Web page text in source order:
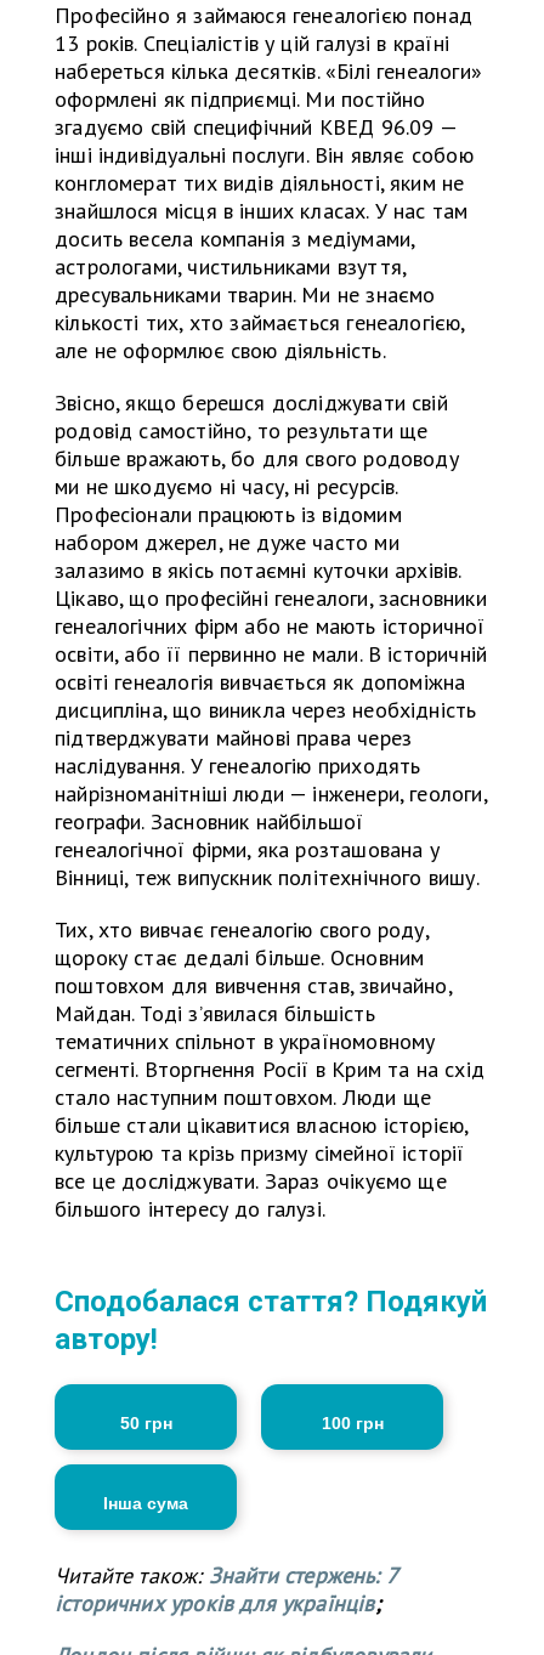
Професійно я займаюся генеалогією понад
13 років. Спеціалістів у цій галузі в країні
набереться кілька десятків. «Білі генеалоги»
оформлені як підприємці. Ми постійно
згадуємо свій специфічний КВЕД 96.09 —
інші індивідуальні послуги. Він являє собою
конгломерат тих видів діяльності, яким не
знайшлося місця в інших класах. У нас там
досить весела компанія з медіумами,
астрологами, чистильниками взуття,
дресувальниками тварин. Ми не знаємо
кількості тих, хто займається генеалогією,
але не оформлює свою діяльність.
Звісно, якщо берешся досліджувати свій
родовід самостійно, то результати ще
більше вражають, бо для свого родоводу
ми не шкодуємо ні часу, ні ресурсів.
Професіонали працюють із відомим
набором джерел, не дуже часто ми
залазимо в якісь потаємні куточки архівів.
Цікаво, що професійні генеалоги, засновники
генеалогічних фірм або не мають історичної
освіти, або її первинно не мали. В історичній
освіті генеалогія вивчається як допоміжна
дисципліна, що виникла через необхідність
підтверджувати майнові права через
наслідування. У генеалогію приходять
найрізноманітніші люди — інженери, геологи,
географи. Засновник найбільшої
генеалогічної фірми, яка розташована у
Вінниці, теж випускник політехнічного вишу.
Тих, хто вивчає генеалогію свого роду,
щороку стає дедалі більше. Основним
поштовхом для вивчення став, звичайно,
Майдан. Тоді з’явилася більшість
тематичних спільнот в україномовному
сегменті. Вторгнення Росії в Крим та на схід
стало наступним поштовхом. Люди ще
більше стали цікавитися власною історією,
культурою та крізь призму сімейної історії
все це досліджувати. Зараз очікуємо ще
більшого інтересу до галузі.
Сподобалася стаття? Подякуй
автору!
50 грн 100 грн
Інша сума
Читайте також: Знайти стержень: 7
історичних уроків для українців;